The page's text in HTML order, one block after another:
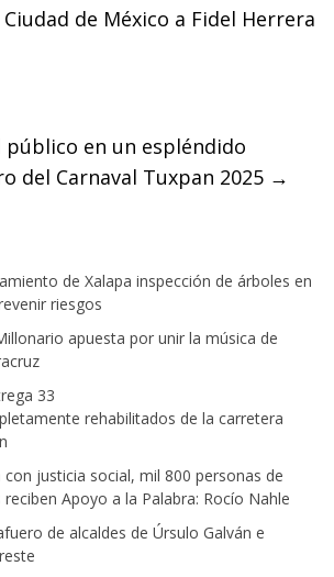
de México a Fidel Herrera
público en un espléndido
del Carnaval Tuxpan 2025 →
de Xalapa inspección de árboles en
riesgos
apuesta por unir la música de
33
rehabilitados de la carretera
justicia social, mil 800 personas de
Apoyo a la Palabra: Rocío Nahle
de alcaldes de Úrsulo Galván e